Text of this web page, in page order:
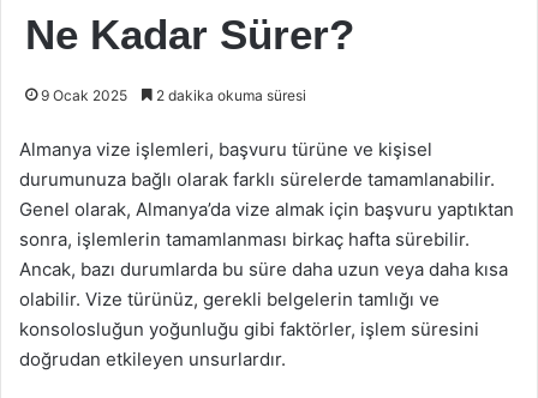
Ne Kadar Sürer?
9 Ocak 2025 2 dakika okuma süresi
Almanya vize işlemleri, başvuru türüne ve kişisel
durumunuza bağlı olarak farklı sürelerde tamamlanabilir.
Genel olarak, Almanya’da vize almak için başvuru yaptıktan
sonra, işlemlerin tamamlanması birkaç hafta sürebilir.
Ancak, bazı durumlarda bu süre daha uzun veya daha kısa
olabilir. Vize türünüz, gerekli belgelerin tamlığı ve
konsolosluğun yoğunluğu gibi faktörler, işlem süresini
doğrudan etkileyen unsurlardır.